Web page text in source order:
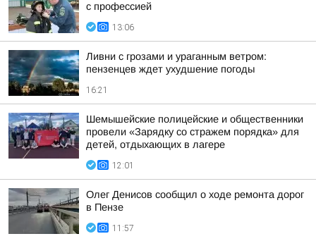
с профессией
13:06
Ливни с грозами и ураганным ветром:
пензенцев ждет ухудшение погоды
16:21
Шемышейские полицейские и общественники
провели «Зарядку со стражем порядка» для
детей, отдыхающих в лагере
12:01
Олег Денисов сообщил о ходе ремонта дорог
в Пензе
11:57